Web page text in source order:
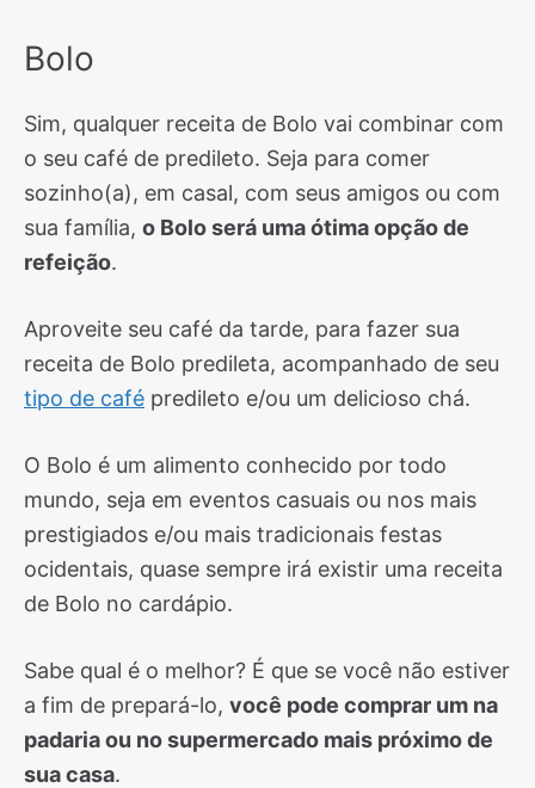
Bolo
Sim, qualquer receita de Bolo vai combinar com
o seu café de predileto. Seja para comer
sozinho(a), em casal, com seus amigos ou com
sua família, o Bolo será uma ótima opção de
refeição.
Aproveite seu café da tarde, para fazer sua
receita de Bolo predileta, acompanhado de seu
tipo de café predileto e/ou um delicioso chá.
O Bolo é um alimento conhecido por todo
mundo, seja em eventos casuais ou nos mais
prestigiados e/ou mais tradicionais festas
ocidentais, quase sempre irá existir uma receita
de Bolo no cardápio.
Sabe qual é o melhor? É que se você não estiver
a fim de prepará-lo, você pode comprar um na
padaria ou no supermercado mais próximo de
sua casa.